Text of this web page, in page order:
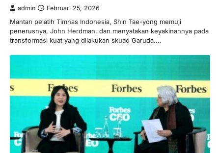
admin Februari 25, 2026
Mantan pelatih Timnas Indonesia, Shin Tae-yong memuji
penerusnya, John Herdman, dan menyatakan keyakinannya pada
transformasi kuat yang dilakukan skuad Garuda.…